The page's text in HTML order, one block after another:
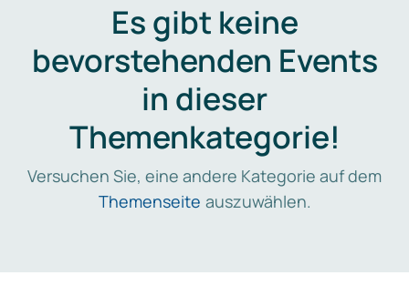
Es gibt keine
bevorstehenden Events
in dieser
Themenkategorie!
Versuchen Sie, eine andere Kategorie auf dem
Themenseite auszuwählen.